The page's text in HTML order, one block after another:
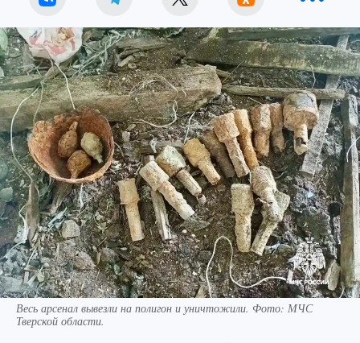
Весь арсенал вывезли на полигон и уничтожили. Фото: МЧС
Тверской области.